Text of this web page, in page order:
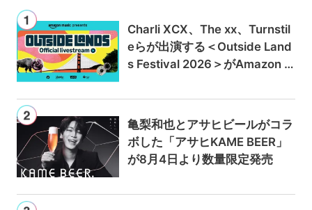
Charli XCX、The xx、Turnstil
eらが出演する＜Outside Land
s Festival 2026＞がAmazon M
ブ配信
亀梨和也とアサヒビールがコラ
ボした「アサヒKAME BEER」
が8月4日より数量限定発売